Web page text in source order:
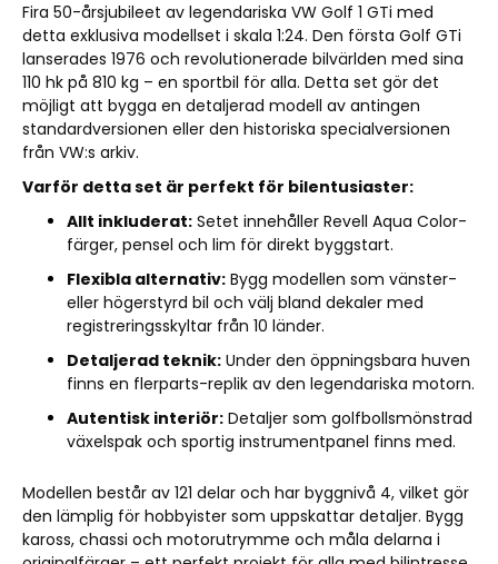
Fira 50-årsjubileet av legendariska VW Golf 1 GTi med
detta exklusiva modellset i skala 1:24. Den första Golf GTi
lanserades 1976 och revolutionerade bilvärlden med sina
110 hk på 810 kg – en sportbil för alla. Detta set gör det
möjligt att bygga en detaljerad modell av antingen
standardversionen eller den historiska specialversionen
från VW:s arkiv.
Varför detta set är perfekt för bilentusiaster:
Allt inkluderat: Setet innehåller Revell Aqua Color-
färger, pensel och lim för direkt byggstart.
Flexibla alternativ: Bygg modellen som vänster-
eller högerstyrd bil och välj bland dekaler med
registreringsskyltar från 10 länder.
Detaljerad teknik: Under den öppningsbara huven
finns en flerparts-replik av den legendariska motorn.
Autentisk interiör: Detaljer som golfbollsmönstrad
växelspak och sportig instrumentpanel finns med.
Modellen består av 121 delar och har byggnivå 4, vilket gör
den lämplig för hobbyister som uppskattar detaljer. Bygg
kaross, chassi och motorutrymme och måla delarna i